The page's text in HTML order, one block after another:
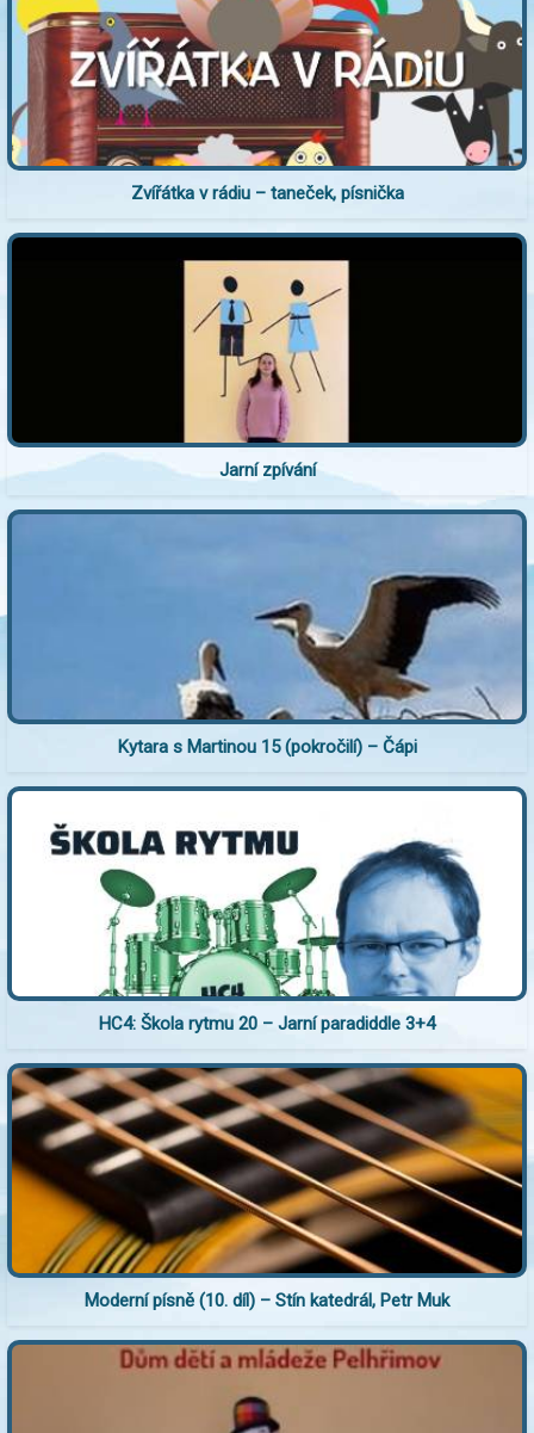
Zvířátka v rádiu – taneček, písnička
Jarní zpívání
Kytara s Martinou 15 (pokročilí) – Čápi
HC4: Škola rytmu 20 – Jarní paradiddle 3+4
Moderní písně (10. díl) – Stín katedrál, Petr Muk